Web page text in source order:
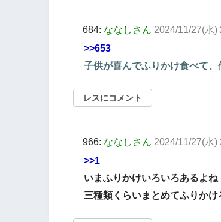
684: ななしさん 2024/11/27(水)
>>653
子供が喜んでふりかけ食べて
レスにコメント
966: ななしさん 2024/11/27(水)
>>1
いまふりかけいろいろあるよね
三種類くらいまとめてふりかけ